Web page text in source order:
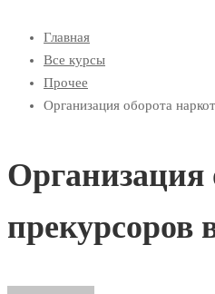
Главная
Все курсы
Прочее
Организация оборота
Организация
прекурсоров